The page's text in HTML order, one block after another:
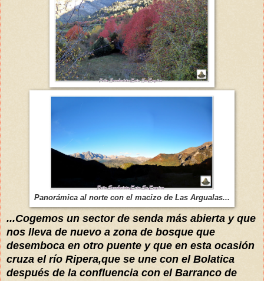
Panorámica al norte con el macizo de Las Argualas...
...Cogemos un sector de senda más abierta y que
nos lleva de nuevo a zona de bosque que
desemboca en otro puente y que en esta ocasión
cruza el río Ripera,que se une con el Bolatica
después de la confluencia con el Barranco de